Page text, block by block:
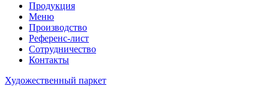
Продукция
Меню
Производство
Референс-лист
Сотрудничество
Контакты
Художественный паркет